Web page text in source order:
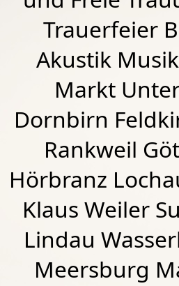
Trauerfeier
Akustik
Markt
Dornbirn
Rankweil
Hörbranz
Klaus Weiler
Lindau
Meersburg